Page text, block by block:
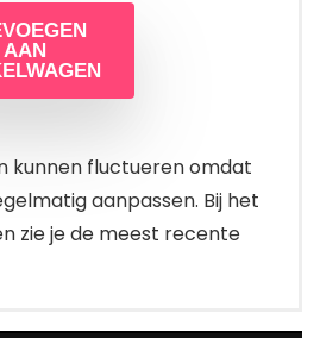
AAN
kunnen fluctueren omdat
aanpassen. Bij het
zie je de meest recente